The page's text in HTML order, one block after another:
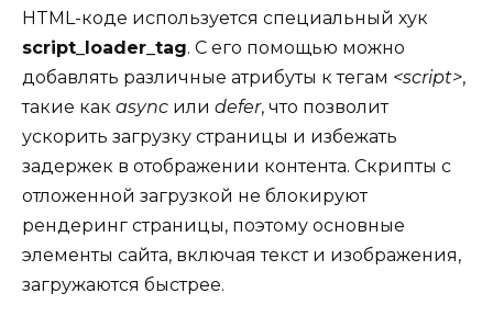
HTML-коде используется специальный хук
script_loader_tag. С его помощью можно
добавлять различные атрибуты к тегам <script>,
такие как async или defer, что позволит
ускорить загрузку страницы и избежать
задержек в отображении контента. Скрипты с
отложенной загрузкой не блокируют
рендеринг страницы, поэтому основные
элементы сайта, включая текст и изображения,
загружаются быстрее.